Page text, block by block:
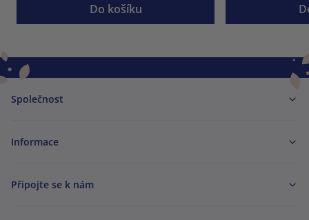
Do košíku
Společnost
Informace
Připojte se k nám